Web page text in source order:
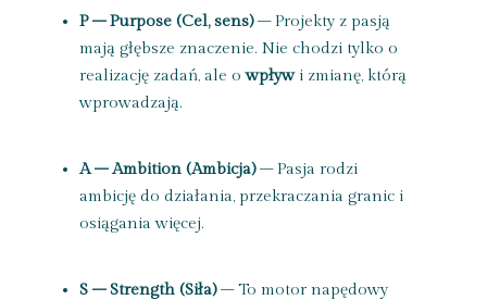
P – Purpose (Cel, sens)– Projekty z pasją
mają głębsze znaczenie. Nie chodzi tylko o
realizację zadań, ale owpływi zmianę, którą
wprowadzają.
A – Ambition (Ambicja)– Pasja rodzi
ambicję do działania, przekraczania granic i
osiągania więcej.
S – Strength (Siła)– To motor napędowy